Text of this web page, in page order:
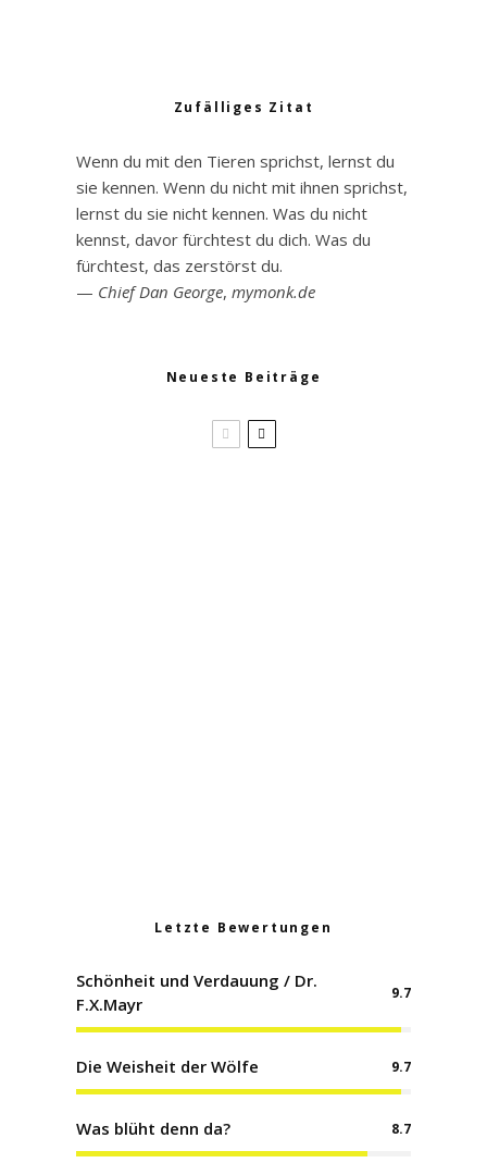
Zufälliges Zitat
Wenn du mit den Tieren sprichst, lernst du
sie kennen. Wenn du nicht mit ihnen sprichst,
lernst du sie nicht kennen. Was du nicht
kennst, davor fürchtest du dich. Was du
fürchtest, das zerstörst du.
— Chief Dan George, mymonk.de
Neueste Beiträge
Letzte Bewertungen
Schönheit und Verdauung / Dr.
F.X.Mayr
9.7
Die Weisheit der Wölfe 9.7
Was blüht denn da? 8.7